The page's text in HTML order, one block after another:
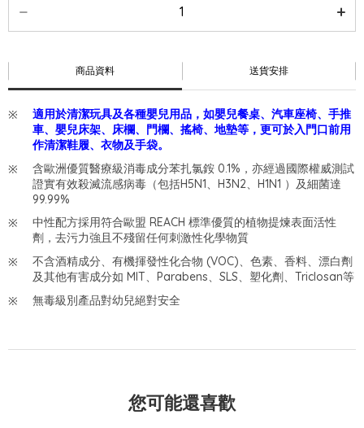
商品資料 送貨安排
適用於清潔玩具及各種嬰兒用品，如嬰兒餐桌、汽車座椅、手推
車、嬰兒床架、床欄、門欄、搖椅、地墊等，更可於入門口前用
作清潔鞋履、衣物及手袋。
含歐洲優質醫療級消毒成分苯扎氯銨 0.1%，亦經過國際權威測試
證實有效殺滅流感病毒（包括H5N1、H3N2、H1N1 ）及細菌達
99.99%
中性配方採用符合歐盟 REACH 標準優質的植物提煉表面活性
劑，去污力強且不殘留任何刺激性化學物質
不含酒精成分、有機揮發性化合物 (VOC)、色素、香料、漂白劑
及其他有害成分如 MIT、Parabens、SLS、塑化劑、Triclosan等
無毒級別產品對幼兒絕對安全
您可能還喜歡